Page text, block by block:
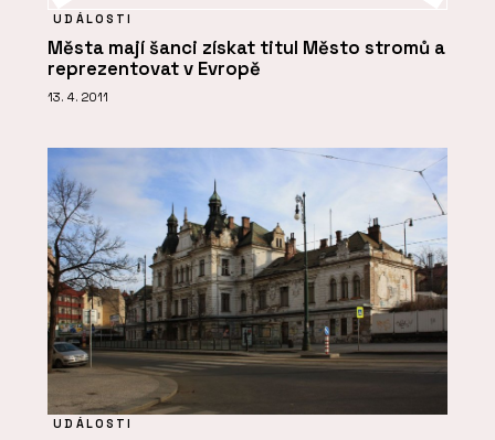
UDÁLOSTI
Města mají šanci získat titul Město stromů a
reprezentovat v Evropě
13. 4. 2011
UDÁLOSTI